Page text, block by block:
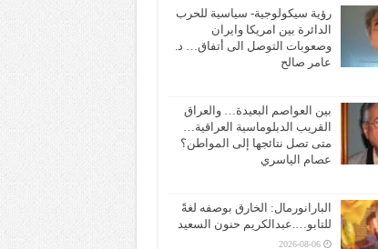
رؤية سيكولوجية- سياسية للحرب
الدائرة بين امريكا وايران
وصعوبات التوصل الى أتفاق… د.
عامر صالح
بين العواصم البعيدة… والعراق
القريب الدبلوماسية العراقية…
متى تصل نتائجها إلى المواطن؟
عصام الياسري
البارانورمال: الخارق بوصفه لغةً
للتابو….عبدالكريم حنون السعيد
2026-08-06